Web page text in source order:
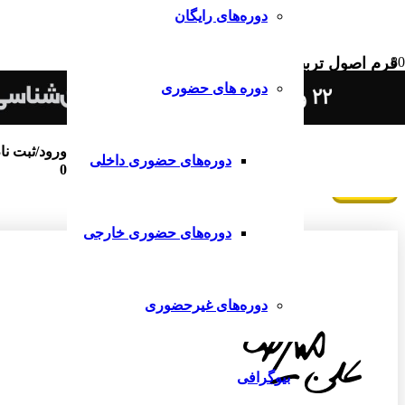
دوره‌های رایگان
دوره های حضوری
دوره‌های حضوری داخلی
دوره‌های حضوری خارجی
دوره‌های غیرحضوری
بیوگرافی
ورود/ثبت
0
فرم اصول تربیتی
نام و نام خانوادگی